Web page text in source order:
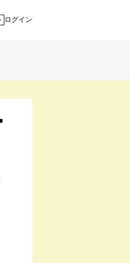
ログイン